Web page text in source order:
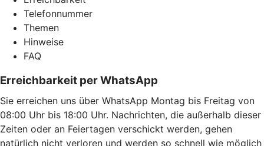
Telefonnummer
Themen
Hinweise
FAQ
Erreichbarkeit per WhatsApp
Sie erreichen uns über WhatsApp Montag bis Freitag von
08:00 Uhr bis 18:00 Uhr. Nachrichten, die außerhalb dieser
Zeiten oder an Feiertagen verschickt werden, gehen
natürlich nicht verloren und werden so schnell wie möglich